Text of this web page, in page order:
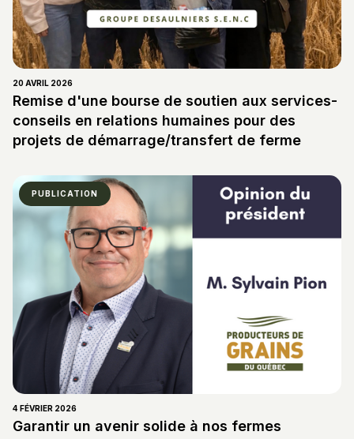
20 AVRIL 2026
Remise d'une bourse de soutien aux services-
conseils en relations humaines pour des
projets de démarrage/transfert de ferme
PUBLICATION
4 FÉVRIER 2026
Garantir un avenir solide à nos fermes